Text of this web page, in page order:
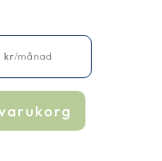
kr/månad